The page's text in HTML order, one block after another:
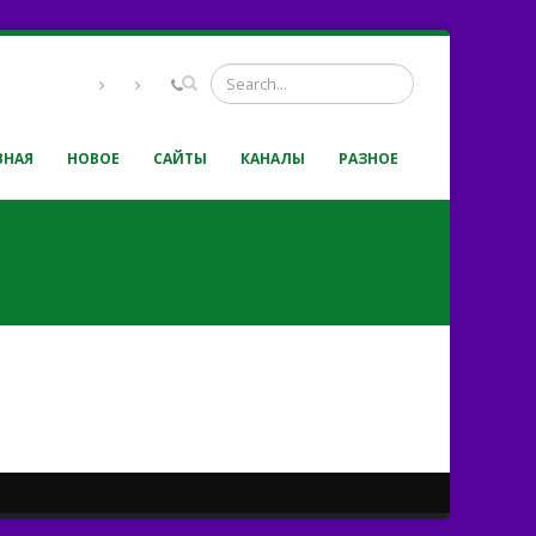
НОВОЕ САЙТЫ КАНАЛЫ РАЗНОЕ